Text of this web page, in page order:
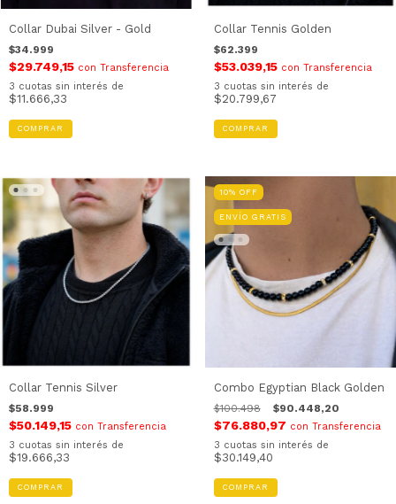
Collar Dubai Silver - Gold
$34.999
$29.749,15 con Transferencia
3 cuotas sin interés de
$11.666,33
COMPRAR
Collar Tennis Golden
$62.399
$53.039,15 con Transferencia
3 cuotas sin interés de
$20.799,67
Collar Tennis Silver
$58.999
$50.149,15 con Transferencia
3 cuotas sin interés de
$19.666,33
10% OFF
ENVÍO GRATIS
Combo Egyptian Black Golden
$100.498 $90.448,20
$76.880,97 con Transferencia
3 cuotas sin interés de
$30.149,40
COMPRAR